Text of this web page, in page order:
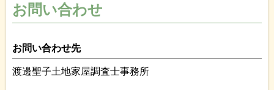
お問い合わせ
お問い合わせ先
渡邊聖子土地家屋調査士事務所